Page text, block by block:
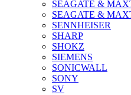
SEAGATE &
SEAGATE &
SENNHEISER
SHARP
SHOKZ
SIEMENS
SONICWALL
SONY
SV